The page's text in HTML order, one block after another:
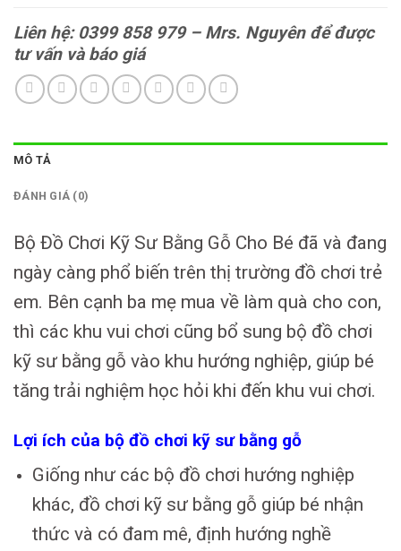
Liên hệ: 0399 858 979 – Mrs. Nguyên để được
tư vấn và báo giá
MÔ TẢ
ĐÁNH GIÁ (0)
Bộ Đồ Chơi Kỹ Sư Bằng Gỗ Cho Bé đã và đang
ngày càng phổ biến trên thị trường đồ chơi trẻ
em. Bên cạnh ba mẹ mua về làm quà cho con,
thì các khu vui chơi cũng bổ sung bộ đồ chơi
kỹ sư bằng gỗ vào khu hướng nghiệp, giúp bé
tăng trải nghiệm học hỏi khi đến khu vui chơi.
Lợi ích của bộ đồ chơi kỹ sư bằng gỗ
Giống như các bộ đồ chơi hướng nghiệp
khác, đồ chơi kỹ sư bằng gỗ giúp bé nhận
thức và có đam mê, định hướng nghề